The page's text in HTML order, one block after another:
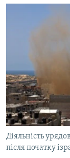
МУЛЬТИМЕДІА
СПЕЦПРОЄКТИ
ПОДКАСТИ
КРИМ РЕАЛІЇ
РУС
УКР
Діяльність
після початку